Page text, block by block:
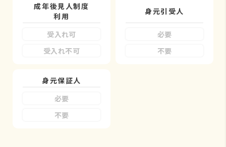
成年後見人制度
利用
受入れ可
受入れ不可
身元引受人
必要
不要
身元保証人
必要
不要